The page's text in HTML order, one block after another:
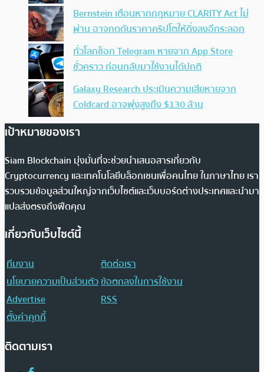
Bernstein เตือนหากกฎหมาย CLARITY Act ไม่
ผ่าน อาจกดดันราคาคริปโตให้ดิ่งลงอีกระลอก
ทั่วโลกช็อก Telegram หายจาก App Store
ชั่วคราว ก่อนกลับมาใช้งานได้ปกติ
Galaxy Research ประเมินความเสียหายจาก
Coldcard อาจพุ่งสูงถึง $130 ล้าน
เป้าหมายของเรา
Siam Blockchain มุ่งมั่นที่จะช่วยนำเสนอสารเกี่ยวกับ
Cryptocurrency และเทคโนโลยีบล็อกเชนเพื่อคนไทย ในภาษาไทย เรา
รวบรวมข้อมูลส่วนใหญ่จากเว็บไซต์และเว็บบอร์ดต่างประเทศและนำมา
แปลส่งตรงถึงฟีดคุณ
เกี่ยวกับเว็บไซต์นี้
ทีมงาน
ติดต่อเรา
นโยบายความเป็นส่วนตัวข้อตกลงในการใช้งาน
Advertise
RSS
ตั้งค่าคุกกี้
ติดตามเรา